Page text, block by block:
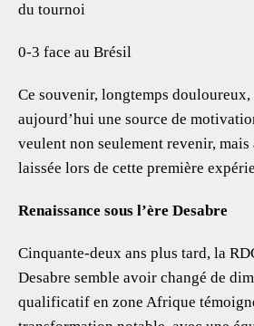
du tournoi
0-3 face au Brésil
Ce souvenir, longtemps
aujourd’hui une source de
veulent non seulement revenir, mais
laissée lors de cette première
Renaissance sous l’ère Desabre
Cinquante-deux ans plus tard, la
Desabre semble avoir changé de
qualificatif en zone Afrique